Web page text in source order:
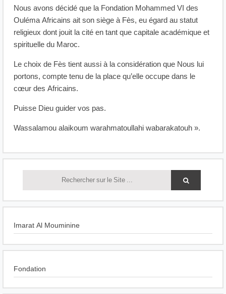
Nous avons décidé que la Fondation Mohammed VI des
Ouléma Africains ait son siège à Fès, eu égard au statut
religieux dont jouit la cité en tant que capitale académique et
spirituelle du Maroc.
Le choix de Fès tient aussi à la considération que Nous lui
portons, compte tenu de la place qu’elle occupe dans le
cœur des Africains.
Puisse Dieu guider vos pas.
Wassalamou alaikoum warahmatoullahi wabarakatouh ».
Imarat Al Mouminine
Fondation